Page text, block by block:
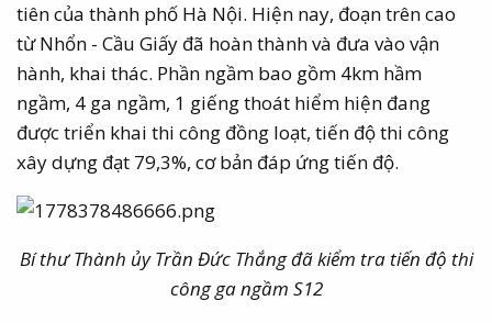
tiên của thành phố Hà Nội. Hiện nay, đoạn trên cao
từ Nhổn - Cầu Giấy đã hoàn thành và đưa vào vận
hành, khai thác. Phần ngầm bao gồm 4km hầm
ngầm, 4 ga ngầm, 1 giếng thoát hiểm hiện đang
được triển khai thi công đồng loạt, tiến độ thi công
xây dựng đạt 79,3%, cơ bản đáp ứng tiến độ.
Bí thư Thành ủy Trần Đức Thắng đã kiểm tra tiến độ thi
công ga ngầm S12